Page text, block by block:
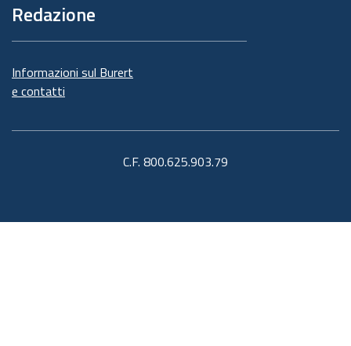
Redazione
Informazioni sul Burert
e contatti
C.F. 800.625.903.79